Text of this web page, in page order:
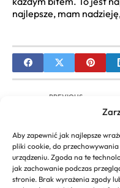
Aby zapewnić jak najlepsze
pliki cookie, do
urządzeniu. Zgoda na te
jak zachowanie podczas
stronie. Brak wyrażenia zgody
najlepsze, mam
PREVIOUS
Tablice
Zastosowanie w